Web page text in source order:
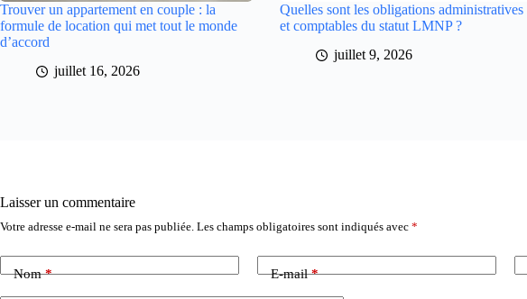
Trouver un appartement en couple : la
formule de location qui met tout le monde
d’accord
juillet 16, 2026
Quelles sont les obligations administratives
et comptables du statut LMNP ?
juillet 9, 2026
Laisser un commentaire
Votre adresse e-mail ne sera pas publiée. Les champs obligatoires sont indiqués avec *
Nom* E-mail*